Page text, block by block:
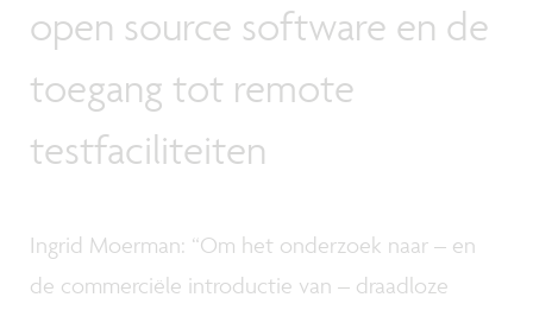
open source software en de
toegang tot remote
testfaciliteiten
Ingrid Moerman: “Om het onderzoek naar – en
de commerciële introductie van – draadloze